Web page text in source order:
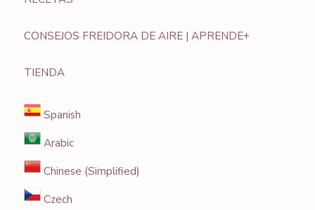
CONSEJOS FREIDORA DE AIRE | APRENDE+
TIENDA
Spanish
Arabic
Chinese (Simplified)
Czech